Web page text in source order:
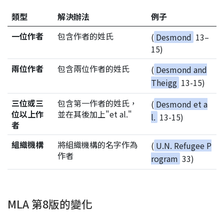
類型
解決辦法
例子
一位作者
包含作者的姓氏 ( Desmond 13–
15)
兩位作者
包含兩位作者的姓氏 ( Desmond and
Theigg 13-15)
三位或三
位以上作
者
包含第一作者的姓氏，
並在其後加上"et al."
( Desmond et a
l. 13-15)
組織機構
將組織機構的名字作為
作者
( U.N. Refugee P
rogram 33)
MLA 第8版的變化